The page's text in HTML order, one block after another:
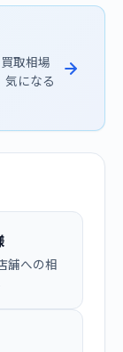
取相場
気になる
舗への相